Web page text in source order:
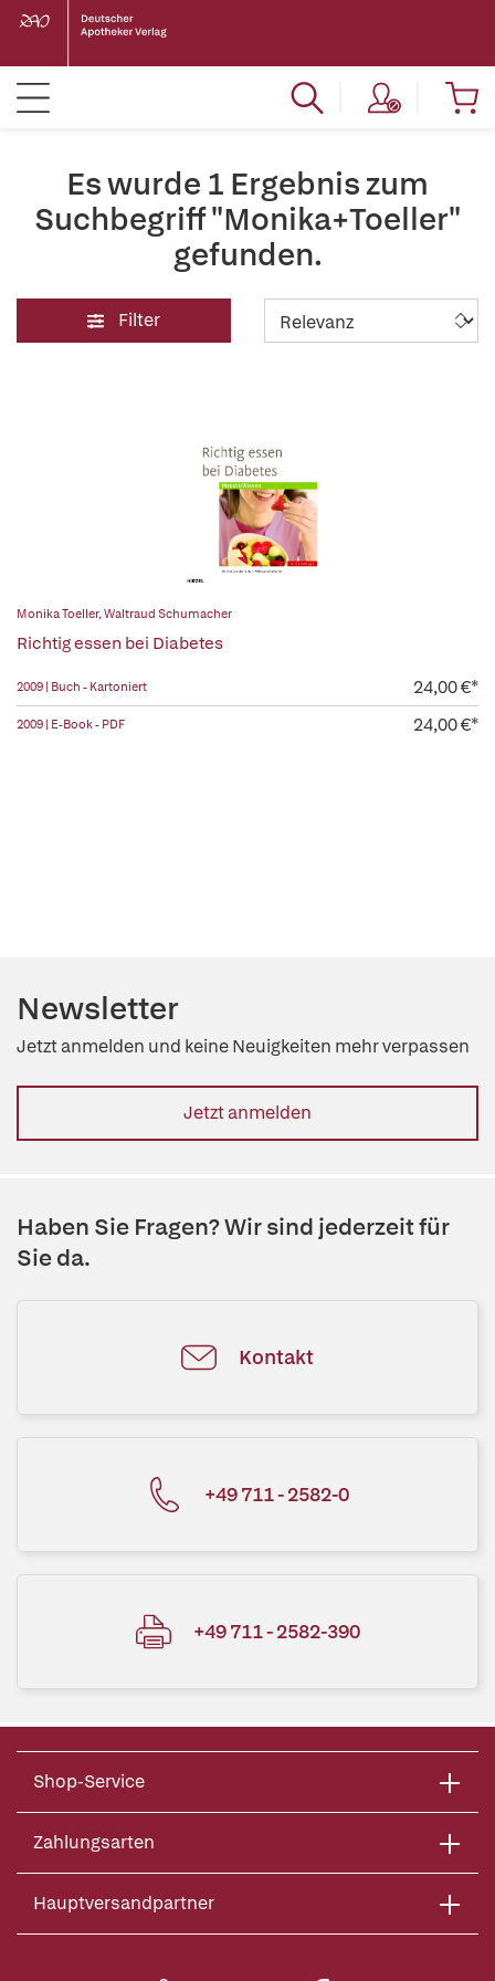
Es wurde 1 Ergebnis zum
Suchbegriff "Monika+Toeller"
gefunden.
Filter
Monika Toeller,Waltraud Schumacher
Richtig essen bei Diabetes
2009 | Buch - Kartoniert 24,00 €*
2009 | E-Book - PDF 24,00 €*
Newsletter
Jetzt anmelden und keine Neuigkeiten mehr verpassen
Jetzt anmelden
Haben Sie Fragen? Wir sind jederzeit für
Sie da.
Kontakt
+49 711 - 2582-0
+49 711 - 2582-390
Shop-Service
Zahlungsarten
Hauptversandpartner